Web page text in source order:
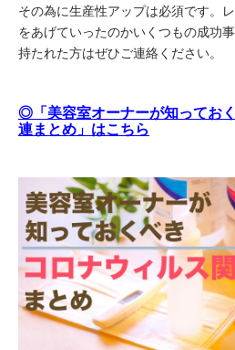
その為に生産性アップは必須です。
をあげていったのかいくつもの成功
持たれた方はぜひご連絡ください。
◎「美容室オーナーが知ってお
連まとめ」はこちら